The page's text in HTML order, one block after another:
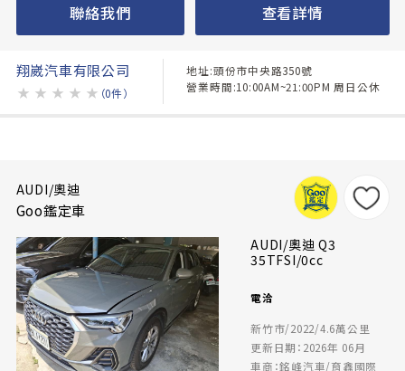
聯絡我們 查看詳情
翔崴汽車有限公司
★ ★ ★ ★ ★ （0件）
地址:頭份市中央路350號
營業時間:10:00AM~21:00PM 周日公休
AUDI/奧迪
Goo鑑定車
AUDI/奧迪 Q3
35TFSI/0cc
電洽
新竹市/2022/4.6萬公里
更新日期：2026年 06月
車商：銘峰汽車/育鑫國際